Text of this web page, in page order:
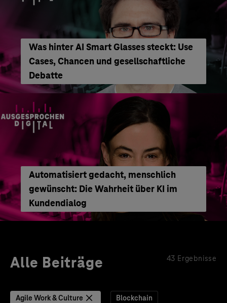
Was hinter AI Smart Glasses steckt: Use
Cases, Chancen und gesellschaftliche
Debatte
Automatisiert gedacht, menschlich
gewünscht: Die Wahrheit über KI im
Kundendialog
Alle Beiträge 43 Ergebnisse
Agile Work & Culture Blockchain